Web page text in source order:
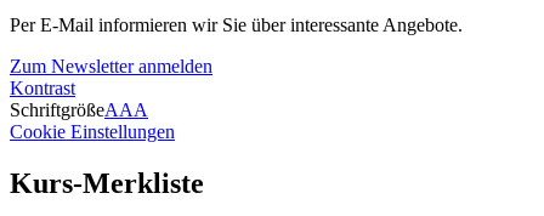
Per E-Mail informieren wir Sie über interessante Angebote.
Zum Newsletter anmelden
Kontrast
SchriftgrößeAAA
Cookie Einstellungen
Kurs-Merkliste